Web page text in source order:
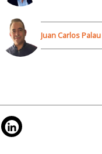
Juan Carlos Palau